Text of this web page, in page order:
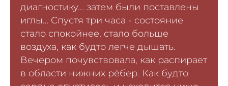
диагностику... затем были поставлены
иглы… Спустя три часа - состояние
стало спокойнее, стало больше
воздуха, как будто легче дышать.
Вечером почувствовала, как распирает
в области нижних рёбер. Как будто